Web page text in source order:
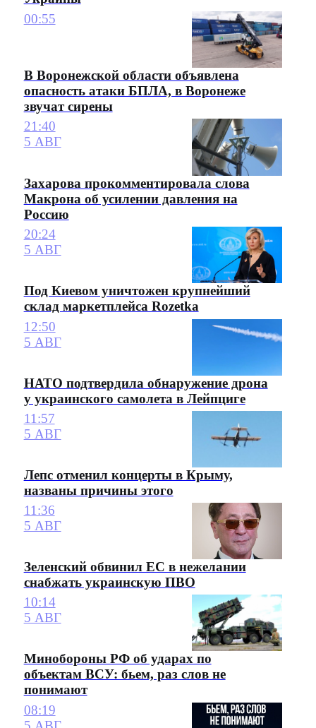
00:55
В Воронежской области объявлена
опасность атаки БПЛА, в Воронеже
звучат сирены
21:40
5 АВГ
Захарова прокомментировала слова
Макрона об усилении давления на
Россию
20:24
5 АВГ
Под Киевом уничтожен крупнейший
склад маркетплейса Rozetka
12:50
5 АВГ
НАТО подтвердила обнаружение дрона
у украинского самолета в Лейпциге
11:57
5 АВГ
Лепс отменил концерты в Крыму,
названы причины этого
11:36
5 АВГ
Зеленский обвинил ЕС в нежелании
снабжать украинскую ПВО
10:14
5 АВГ
Минобороны РФ об ударах по
объектам ВСУ: бьем, раз слов не
понимают
08:19